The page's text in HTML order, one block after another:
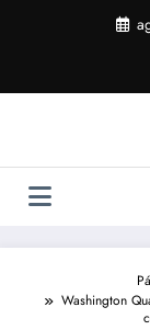
Washington